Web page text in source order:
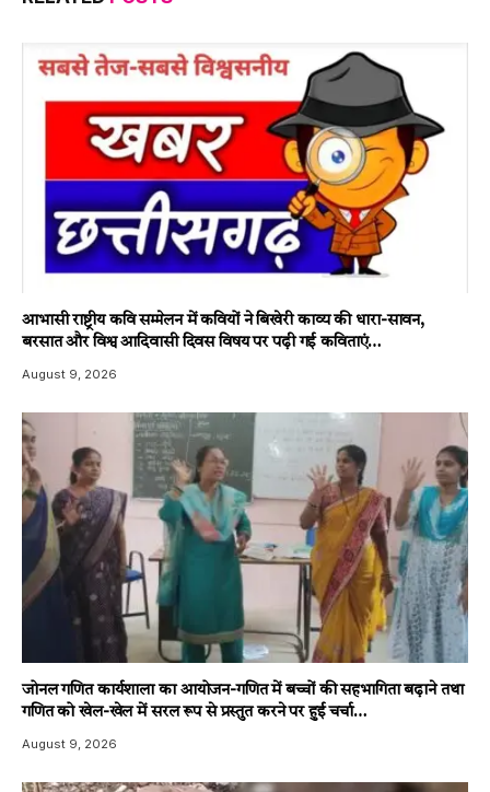
आभासी राष्ट्रीय कवि सम्मेलन में कवियों ने बिखेरी काव्य की धारा-सावन,
बरसात और विश्व आदिवासी दिवस विषय पर पढ़ी गई कविताएं…
August 9, 2026
जोनल गणित कार्यशाला का आयोजन-गणित में बच्चों की सहभागिता बढ़ाने तथा
गणित को खेल-खेल में सरल रूप से प्रस्तुत करने पर हुई चर्चा…
August 9, 2026